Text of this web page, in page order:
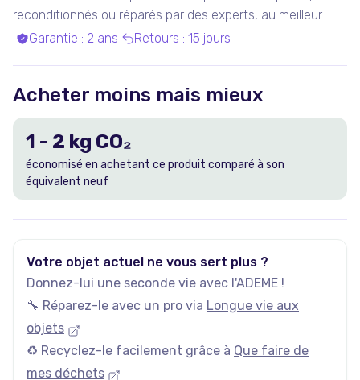
reconditionnés ou réparés par des experts, au meilleur
prix.Garantie : 2 ans Retours : 15 jours
Acheter moins mais mieux
1 - 2 kg CO₂
économisé en achetant ce produit comparé à son
équivalent neuf
Votre objet actuel ne vous sert plus ?
Donnez-lui une seconde vie avec l'ADEME !
🔧 Réparez-le avec un pro via Longue vie aux
objets
♻️ Recyclez-le facilement grâce à Que faire de
mes déchets